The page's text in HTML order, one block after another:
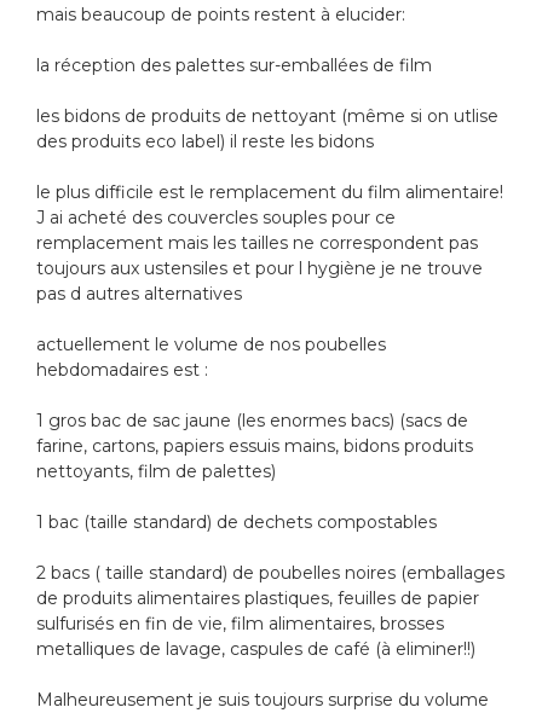
mais beaucoup de points restent à elucider:
la réception des palettes sur-emballées de film
les bidons de produits de nettoyant (même si on utlise
des produits eco label) il reste les bidons
le plus difficile est le remplacement du film alimentaire!
J ai acheté des couvercles souples pour ce
remplacement mais les tailles ne correspondent pas
toujours aux ustensiles et pour l hygiène je ne trouve
pas d autres alternatives
actuellement le volume de nos poubelles
hebdomadaires est :
1 gros bac de sac jaune (les enormes bacs) (sacs de
farine, cartons, papiers essuis mains, bidons produits
nettoyants, film de palettes)
1 bac (taille standard) de dechets compostables
2 bacs ( taille standard) de poubelles noires (emballages
de produits alimentaires plastiques, feuilles de papier
sulfurisés en fin de vie, film alimentaires, brosses
metalliques de lavage, caspules de café (à eliminer!!)
Malheureusement je suis toujours surprise du volume